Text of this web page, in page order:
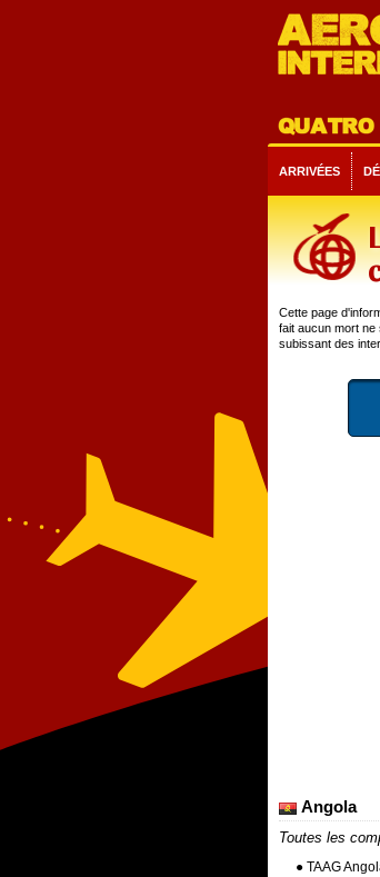
ARRIVÉES
Cette page
fait aucun mort ne
subissant des
Angola
Toutes les
● TAAG